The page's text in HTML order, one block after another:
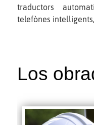
traductors
telefònes
Los